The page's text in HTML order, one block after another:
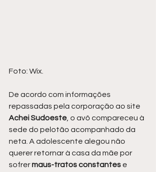
Foto: Wix.
De acordo com informações
repassadas pela corporação ao site
Achei Sudoeste , o avô compareceu à
sede do pelotão acompanhado da
neta. A adolescente alegou não
querer retornar à casa da mãe por
sofrer maus-tratos constantes e